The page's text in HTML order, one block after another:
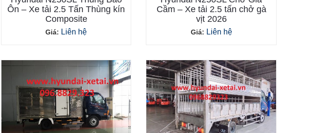
Ôn – Xe tải 2.5 Tấn Thùng kín
Composite
Giá: Liên hệ
Cầm – Xe tải 2.5 tấn chở gà
vịt 2026
Giá: Liên hệ